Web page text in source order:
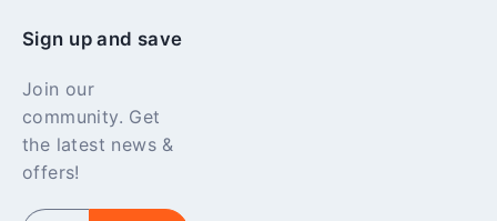
Sign up and save
Join our
community. Get
the latest news &
offers!